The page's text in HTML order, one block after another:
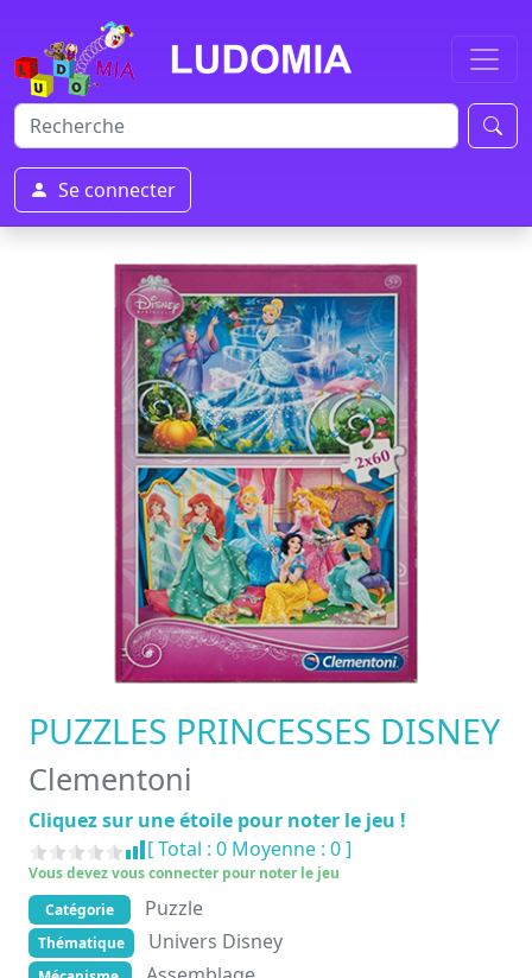
Se connecter
PUZZLES PRINCESSES DISNEY
Clementoni
Cliquez sur une étoile pour noter le jeu !
[ Total : 0 Moyenne : 0]
Vous devez vous connecter pour noter le jeu
Catégorie
Puzzle
Thématique Univers Disney